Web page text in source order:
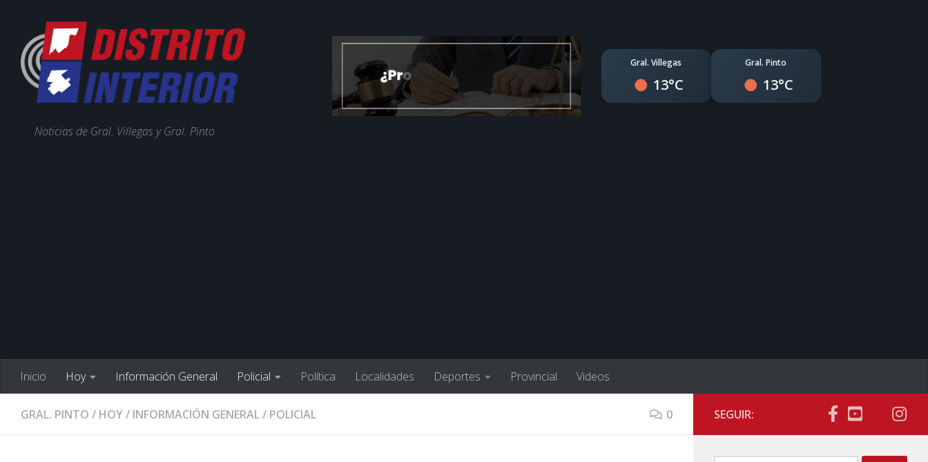
Noticias de Gral. Villegas y Gral. Pinto
Gral. Villegas
13°C
Gral. Pinto
13°C
Inicio Hoy Información General Policial Política Localidades Deportes Provincial Videos
GRAL. PINTO / HOY/ INFORMACIÓN GENERAL/ POLICIAL 0 SEGUIR: